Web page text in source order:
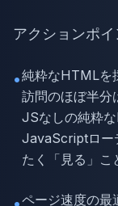
アクションポイ
•純粋なHTMLを
訪問のほぼ半
JSなしの純粋
JavaScriptロー
たく「見る」こ
ページ速度の最